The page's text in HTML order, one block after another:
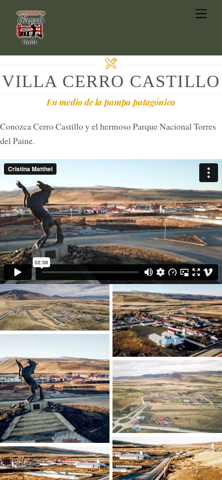
content
VILLA CERRO CASTILLO
En medio de la pampa patagónica
Conozca Cerro Castillo y el hermoso Parque Nacional Torres
del Paine.